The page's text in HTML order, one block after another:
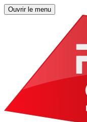
Ouvrir le menu